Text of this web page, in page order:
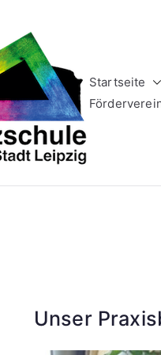
Startseite
Unser